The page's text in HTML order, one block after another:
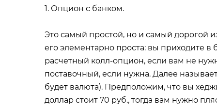
1. Опцион с банком.
Это самый простой, но и самый дорогой
его элементарно проста: вы приходите в
расчетный колл-опцион, если вам не
поставочный, если нужна. Далее
будет валюта). Предположим, что вы
доллар стоит 70 руб., тогда вам нужно